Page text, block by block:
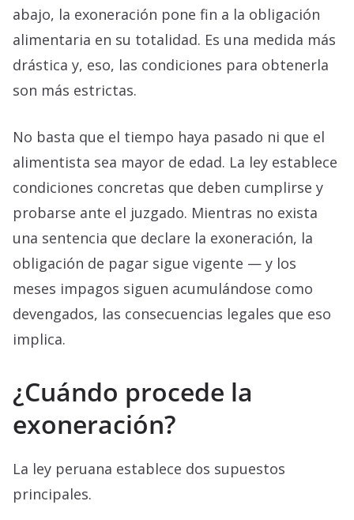
abajo, la exoneración pone fin a la obligación
alimentaria en su totalidad. Es una medida más
drástica y, eso, las condiciones para obtenerla
son más estrictas.
No basta que el tiempo haya pasado ni que el
alimentista sea mayor de edad. La ley establece
condiciones concretas que deben cumplirse y
probarse ante el juzgado. Mientras no exista
una sentencia que declare la exoneración, la
obligación de pagar sigue vigente — y los
meses impagos siguen acumulándose como
devengados, las consecuencias legales que eso
implica.
¿Cuándo procede la
exoneración?
La ley peruana establece dos supuestos
principales.